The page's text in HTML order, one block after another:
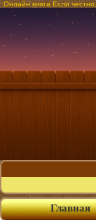
Онлайн книга Если
Главная